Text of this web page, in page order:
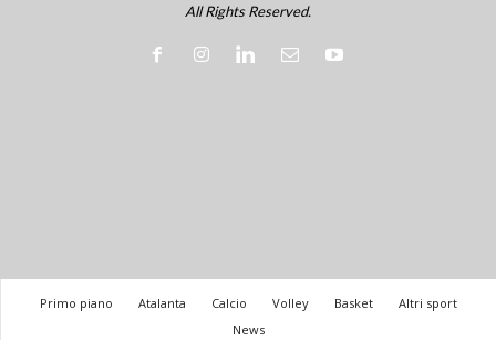
All Rights Reserved.
Primo piano Atalanta Calcio Volley Basket
Altri sport
News